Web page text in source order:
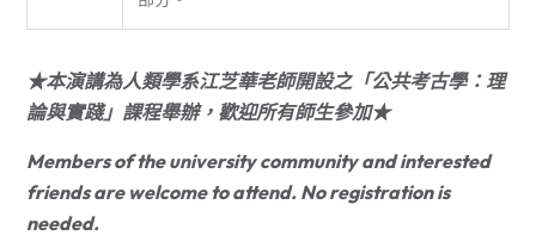
★本演講為人類學系江芝華老師開設之「公共考古學：理
論與實踐」課程舉辦，歡迎所有師生參加★
Members of the university community and interested
friends are welcome to attend. No registration is
needed.